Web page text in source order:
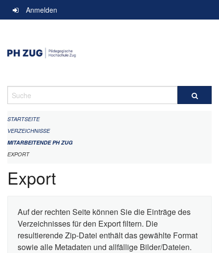
Navigation
überspringen
Anmelden
Suche
STARTSEITE
VERZEICHNISSE
MITARBEITENDE PH ZUG
EXPORT
Export
Auf der rechten Seite können Sie die Einträge des
Verzeichnisses für den Export filtern. Die
resultierende Zip-Datei enthält das gewählte Format
sowie alle Metadaten und allfällige Bilder/Dateien.